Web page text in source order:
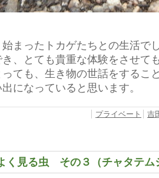
まったトカゲたちとの生活で
き、とても貴重な体験をさせて
ても、生き物の世話をするこ
になっていると思います。
プライベート 吉
く見る虫 その３（チャタテム